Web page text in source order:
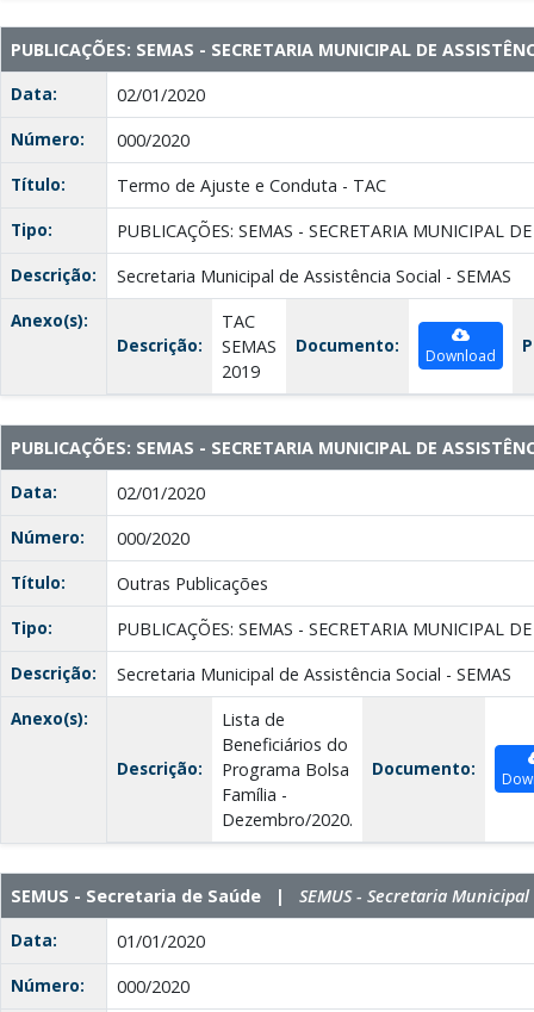
PUBLICAÇÕES: SEMAS - SECRETARIA MUNICIPAL DE
Data:
02/01/2020
Número:
000/2020
Título:
Termo de Ajuste e Conduta - TAC
Tipo:
PUBLICAÇÕES: SEMAS - SECRETARIA MUNICIPAL
Descrição:
Secretaria Municipal de Assistência Social - SEMAS
Anexo(s):
Descrição:
TAC
SEMAS
2019
Documento: Download
PUBLICAÇÕES: SEMAS - SECRETARIA MUNICIPAL DE
Data:
02/01/2020
Número:
000/2020
Título:
Outras Publicações
Tipo:
PUBLICAÇÕES: SEMAS - SECRETARIA MUNICIPAL
Descrição:
Secretaria Municipal de Assistência Social - SEMAS
Anexo(s):
Descrição:
Lista de
Beneficiários do
Programa Bolsa
Família -
Dezembro/2020.
Documento:
SEMUS - Secretaria de Saúde | SEMUS - Secretaria Municipal
Data:
01/01/2020
Número:
000/2020